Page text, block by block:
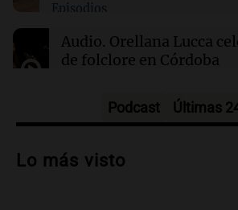
Episodios
Audio. Orellana Lucca
de folclore en Córdoba
Audio.Trágico accidente
vehículos desde un puente
Podcast Últimas
Lo más visto